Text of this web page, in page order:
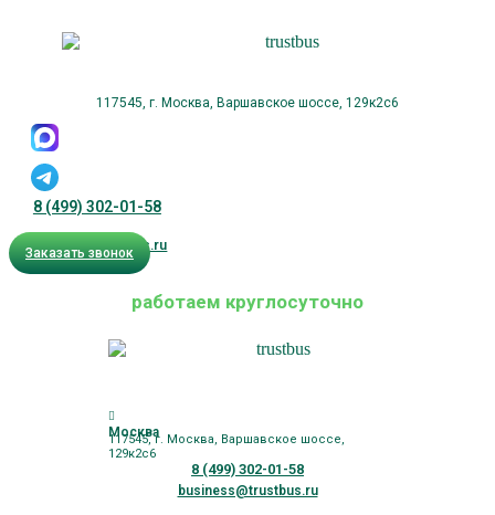
117545, г. Москва, Варшавское шоссе, 129к2с6
8 (499) 302-01-58
business@trustbus.ru
Заказать звонок
работаем круглосуточно
Москва
117545, г. Москва, Варшавское шоссе,
129к2с6
8 (499) 302-01-58
business@trustbus.ru